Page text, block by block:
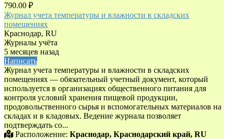
790.00 ₽
Журнал учета температуры и влажности в складских
помещениях
Краснодар, RU
Журналы учёта
5 месяцев назад
Написать
Журнал учета температуры и влажности в складских
помещениях — обязательный учетный документ, который
используется в организациях общественного питания для
контроля условий хранения пищевой продукции,
продовольственного сырья и вспомогательных материалов на
складах и в кладовых. Ведение журнала позволяет
подтверждать со...
Расположение: Краснодар, Краснодарский край, RU